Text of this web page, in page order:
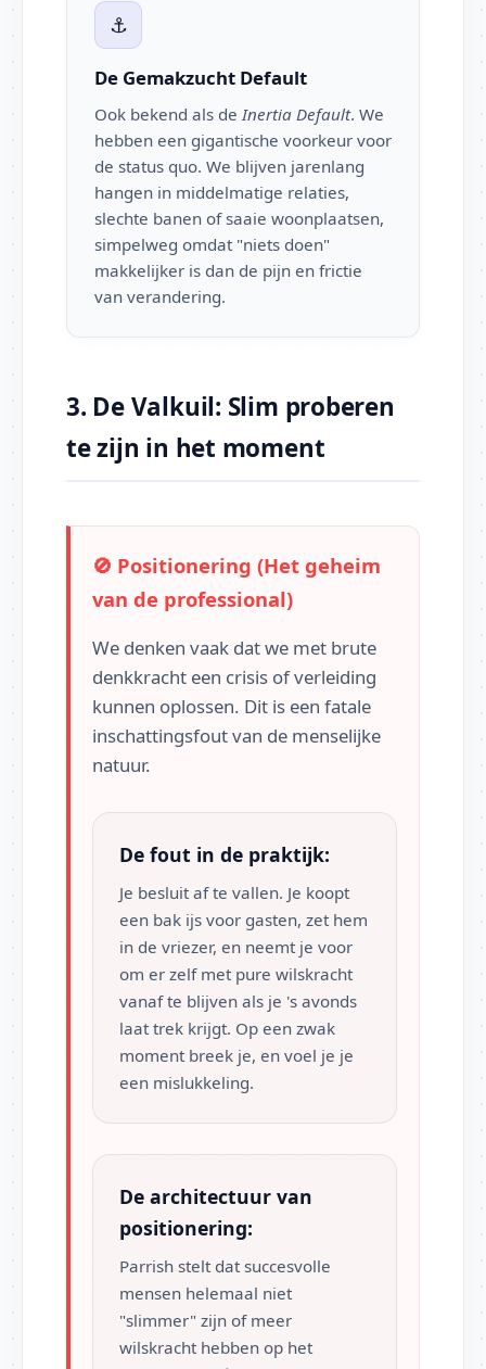
⚓
De Gemakzucht Default
Ook bekend als de Inertia Default. We
hebben een gigantische voorkeur voor
de status quo. We blijven jarenlang
hangen in middelmatige relaties,
slechte banen of saaie woonplaatsen,
simpelweg omdat "niets doen"
makkelijker is dan de pijn en frictie
van verandering.
3. De Valkuil: Slim proberen
te zijn in het moment
🚫 Positionering (Het geheim
van de professional)
We denken vaak dat we met brute
denkkracht een crisis of verleiding
kunnen oplossen. Dit is een fatale
inschattingsfout van de menselijke
natuur.
De fout in de praktijk:
Je besluit af te vallen. Je koopt
een bak ijs voor gasten, zet hem
in de vriezer, en neemt je voor
om er zelf met pure wilskracht
vanaf te blijven als je 's avonds
laat trek krijgt. Op een zwak
moment breek je, en voel je je
een mislukkeling.
De architectuur van
positionering:
Parrish stelt dat succesvolle
mensen helemaal niet
"slimmer" zijn of meer
wilskracht hebben op het